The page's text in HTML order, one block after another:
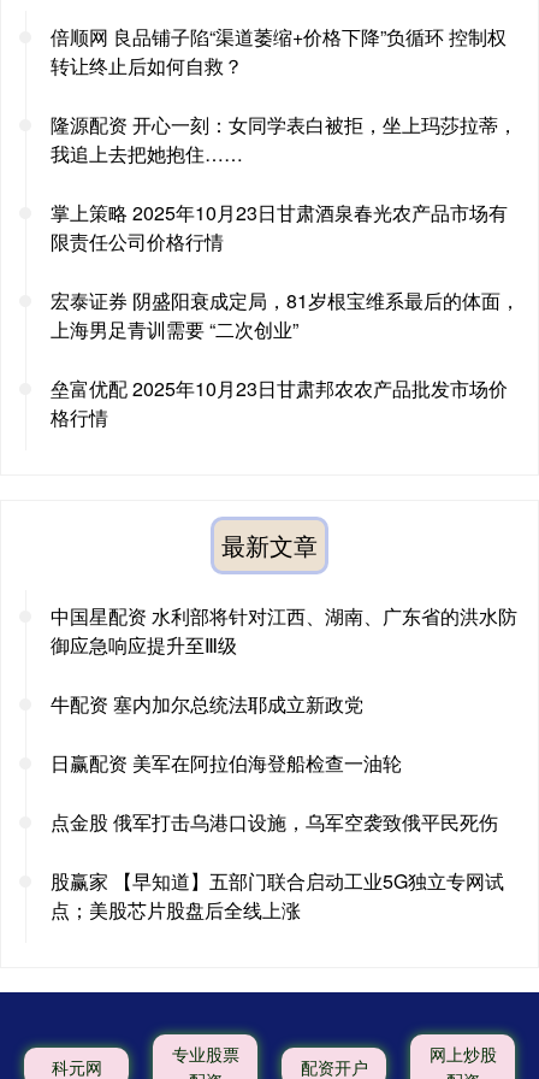
倍顺网 良品铺子陷“渠道萎缩+价格下降”负循环 控制权
转让终止后如何自救？
隆源配资 开心一刻：女同学表白被拒，坐上玛莎拉蒂，
我追上去把她抱住……
掌上策略 2025年10月23日甘肃酒泉春光农产品市场有
限责任公司价格行情
宏泰证券 阴盛阳衰成定局，81岁根宝维系最后的体面，
上海男足青训需要 “二次创业”
垒富优配 2025年10月23日甘肃邦农农产品批发市场价
格行情
最新文章
中国星配资 水利部将针对江西、湖南、广东省的洪水防
御应急响应提升至Ⅲ级
牛配资 塞内加尔总统法耶成立新政党
日赢配资 美军在阿拉伯海登船检查一油轮
点金股 俄军打击乌港口设施，乌军空袭致俄平民死伤
股赢家 【早知道】五部门联合启动工业5G独立专网试
点；美股芯片股盘后全线上涨
科元网
专业股票
配资开户
网上炒股